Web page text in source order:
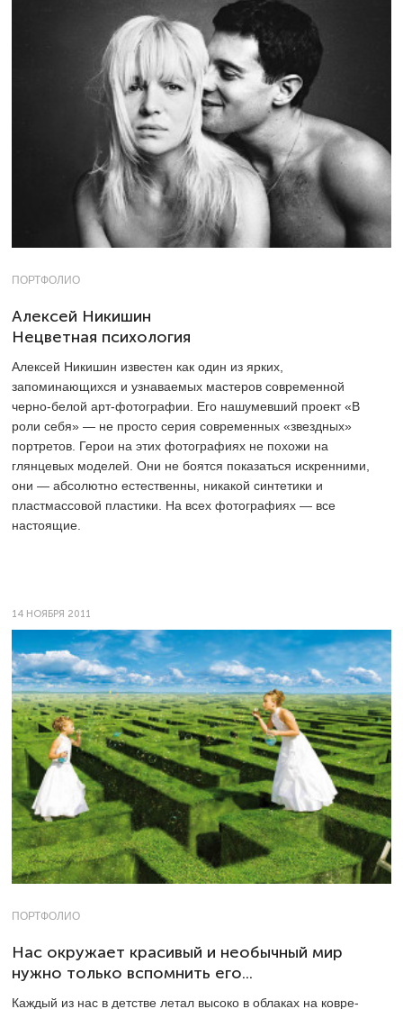
ПОРТФОЛИО
Алексей Никишин
Нецветная психология
Алексей Никишин известен как один из ярких,
запоминающихся и узнаваемых мастеров современной
черно-белой арт-фотографии. Его нашумевший проект «В
роли себя» — не просто серия современных «звездных»
портретов. Герои на этих фотографиях не похожи на
глянцевых моделей. Они не боятся показаться искренними,
они — абсолютно естественны, никакой синтетики и
пластмассовой пластики. На всех фотографиях — все
настоящие.
14 НОЯБРЯ 2011
ПОРТФОЛИО
Нас окружает красивый и необычный мир
нужно только вспомнить его...
Каждый из нас в детстве летал высоко в облаках на ковре-